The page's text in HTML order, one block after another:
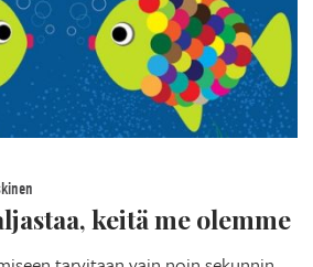
keitä me olemme